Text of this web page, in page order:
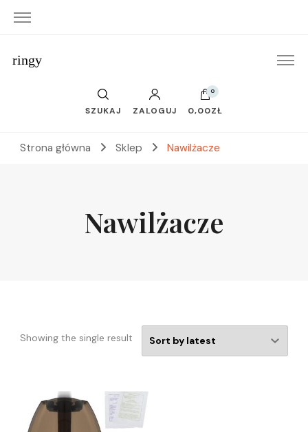
ringy
SZUKAJ ZALOGUJ
0
0,00ZŁ
Strona główna Sklep Nawilżacze
Nawilżacze
Showing the single result